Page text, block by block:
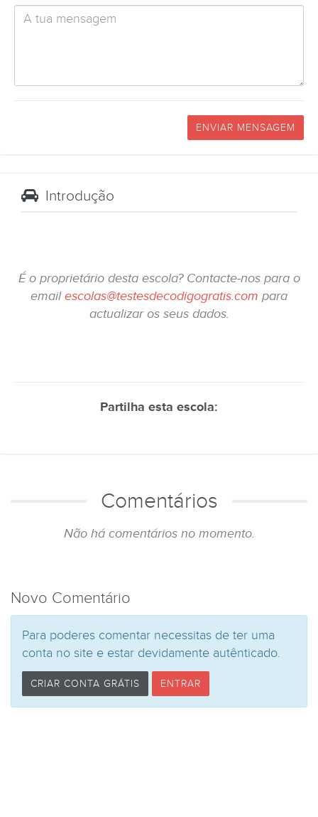
ENVIAR MENSAGEM
Introdução
É o proprietário desta escola? Contacte-nos para o
emailescolas@testesdecodigogratis.com para
actualizar os seus dados.
Partilha esta escola:
Comentários
Não há comentários no momento.
Novo Comentário
Para poderes comentar necessitas de ter uma
conta no site e estar devidamente autênticado.
CRIAR CONTA GRÁTIS ENTRAR